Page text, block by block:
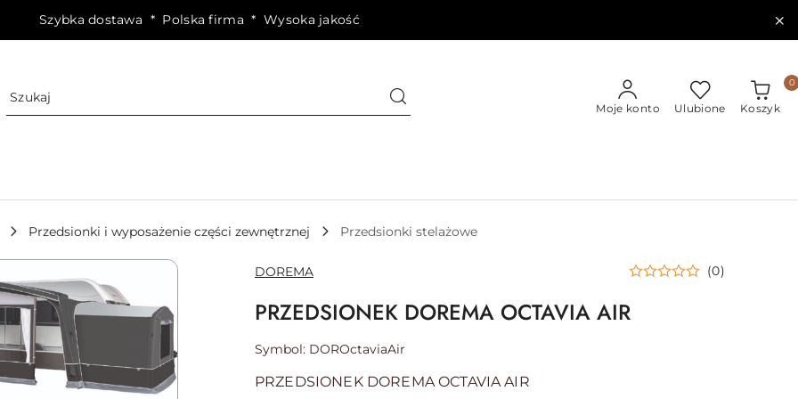
Szybka dostawa * Polska firma * Wysoka jakość
Moje konto Ulubione Koszyk
0
Przedsionki i wyposażenie części zewnętrznej Przedsionki stelażowe
NAZWA
PRODUCENTA:
DOREMA (0)
PRZEDSIONEK DOREMA OCTAVIA AIR
Symbol: DOROctaviaAir
PRZEDSIONEK DOREMA OCTAVIA AIR